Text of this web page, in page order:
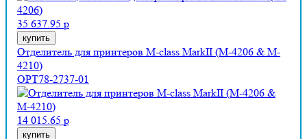
35 637.95 р
купить
Отделитель для принтеров M-class MarkII (M-4206 & M-
4210)
OPT78-2737-01
14 015.65 р
купить